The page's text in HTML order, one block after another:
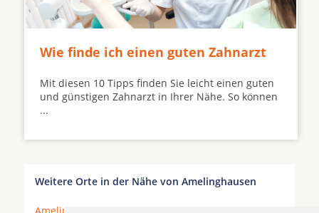
Wie finde ich einen guten Zahnarzt
Mit diesen 10 Tipps finden Sie leicht einen guten
und günstigen Zahnarzt in Ihrer Nähe. So können
...
Weitere Orte in der Nähe von Amelinghausen